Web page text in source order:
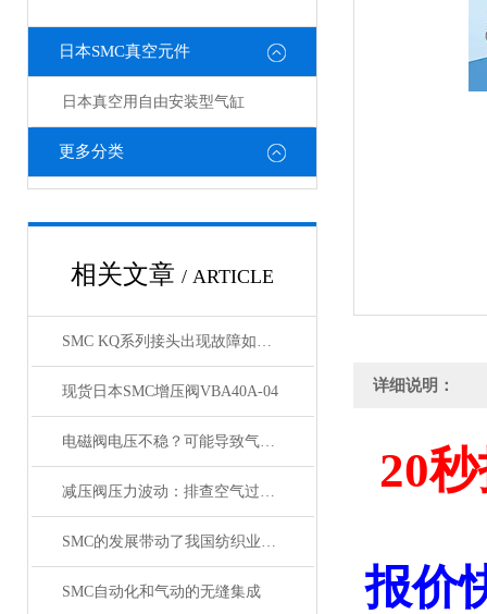
日本SMC真空元件
日本真空用自由安装型气缸
更多分类
相关文章 / ARTICLE
SMC KQ系列接头出现故障如何处理，KQ接头原装正品
现货日本SMC增压阀VBA40A-04
电磁阀电压不稳？可能导致气缸与锁定阀动作紊乱
减压阀压力波动：排查空气过滤器是否存在堵塞
SMC的发展带动了我国纺织业的发展
SMC自动化和气动的无缝集成
详细说明：
20
报价